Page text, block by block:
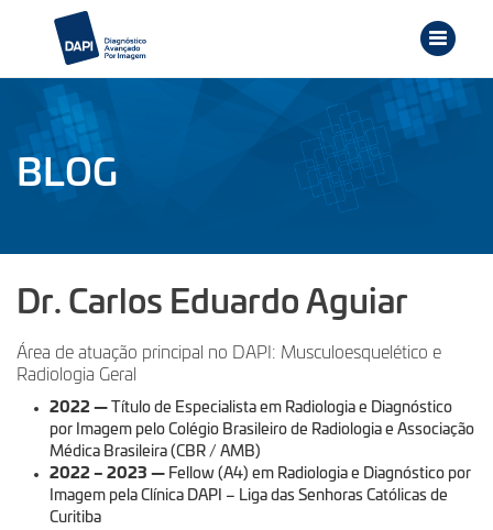
BLOG
Dr. Carlos Eduardo Aguiar
Área de atuação principal no DAPI: Musculoesquelético e
Radiologia Geral
2022 — Título de Especialista em Radiologia e Diagnóstico
por Imagem pelo Colégio Brasileiro de Radiologia e Associação
Médica Brasileira (CBR / AMB)
2022 – 2023 — Fellow (A4) em Radiologia e Diagnóstico por
Imagem pela Clínica DAPI – Liga das Senhoras Católicas de
Curitiba